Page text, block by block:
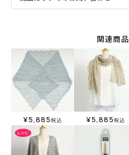
関連商品
¥5,885税込 ¥5,885税込